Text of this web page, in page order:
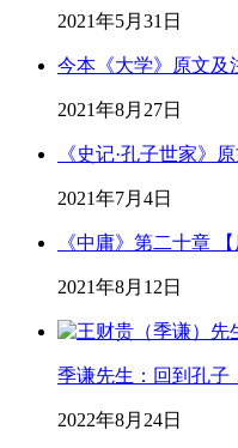
2021年5月31日
今本《大学》原文及
2021年8月27日
《史记·孔子世家》
2021年7月4日
《中庸》第二十章
2021年8月12日
季谦先生：回到孔子
2022年8月24日